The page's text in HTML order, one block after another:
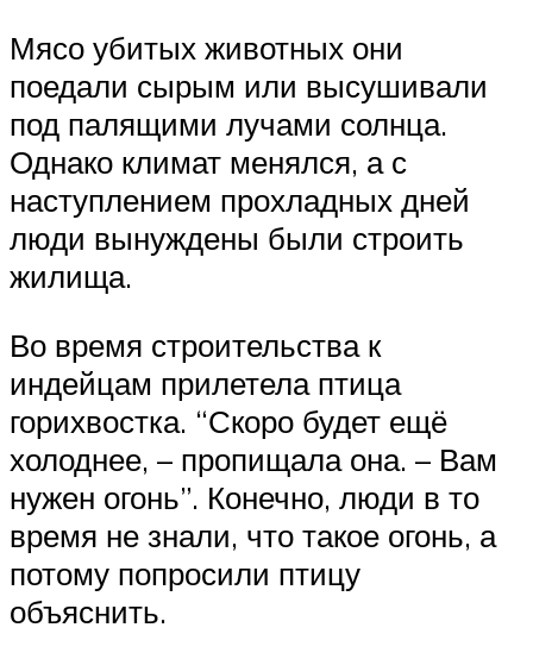
Мясо убитых животных они
поедали сырым или высушивали
под палящими лучами солнца.
Однако климат менялся, а с
наступлением прохладных дней
люди вынуждены были строить
жилища.
Во время строительства к
индейцам прилетела птица
горихвостка. “Скоро будет ещё
холоднее, – пропищала она. – Вам
нужен огонь”. Конечно, люди в то
время не знали, что такое огонь, а
потому попросили птицу
объяснить.